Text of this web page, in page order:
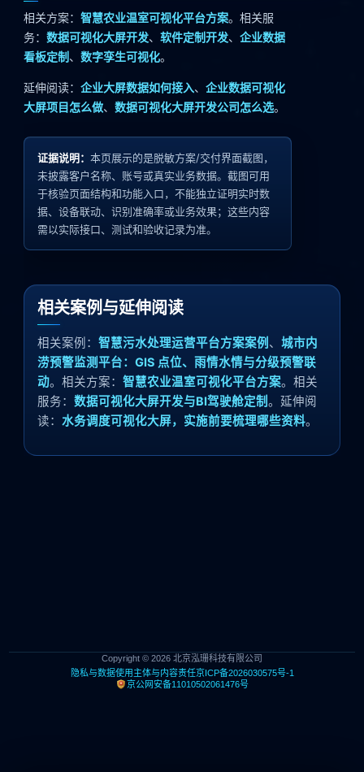
相关方案： 智慧农业温室可视化平台方案。相关服
务： 数据可视化大屏开发、 软件定制开发、 企业数据
看板定制 、 数字孪生可视化。
延伸阅读： 企业大屏数据如何接入、 企业数据可视化
大屏项目怎么做、 数据可视化大屏开发公司怎么选。
证据说明： 本页展示的是脱敏方案/交付界面截图，
未披露客户名称、账号或真实业务数据。截图可用
于核验页面结构和功能入口，不能独立证明实时数
据、设备联动、识别准确率或业务效果；这些内容
需以实际接口、测试和验收记录为准。
相关案例与延伸阅读
相关案例： 智慧污水处理运营平台方案案例 、 城市内
涝预警监测平台：GIS 点位、雨情水情与分级预警联
动。相关方案： 智慧农业温室可视化平台方案。相关
服务： 数据可视化大屏开发与BI驾驶舱定制。延伸阅
读： 水务调度可视化大屏，实施前要梳理哪些资料。
Copyright © 2026 北京泓珊科技有限公司
隐私与数据使用 主体与内容责任京ICP备2026030575号-1
京公网安备11010502061476号